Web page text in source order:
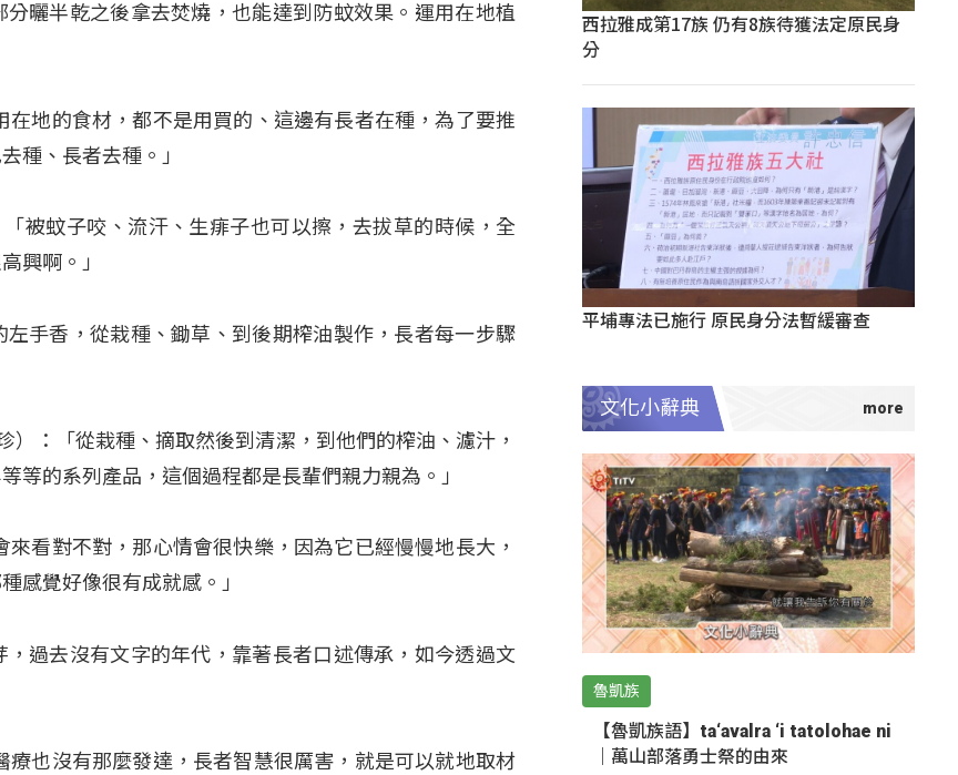
曬半乾之後拿去焚燒，也能達到防蚊效果。運用在地植
地的食材，都不是用買的、這邊有長者在種，為了要推
種、長者去種。」
被蚊子咬、流汗、生痱子也可以擦，去拔草的時候，全
興啊。」
手香，從栽種、鋤草、到後期榨油製作，長者每一步驟
：「從栽種、摘取然後到清潔，到他們的榨油、濾汁，
等的系列產品，這個過程都是長輩們親力親為。」
看對不對，那心情會很快樂，因為它已經慢慢地長大，
感覺好像很有成就感。」
過去沒有文字的年代，靠著長者口述傳承，如今透過文
也沒有那麼發達，長者智慧很厲害，就是可以就地取材
西拉雅成第17族 仍有8族待獲法定原民身
分
平埔專法已施行 原民身分法暫緩審查
文化小辭典
魯凱族
【魯凱族語】ta‘avalra ‘i tatolohae ni
｜萬山部落勇士祭的由來